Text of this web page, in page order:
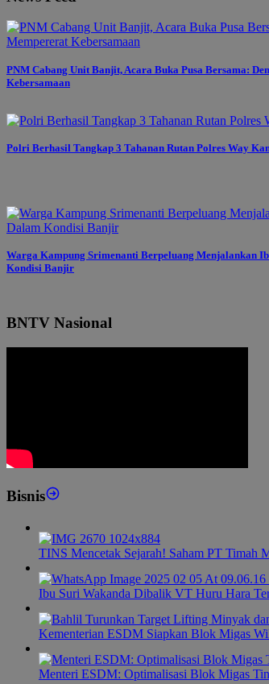
PNM Cabang Unit Banjit, Acara Buka Pusa Bersama:
Kebersamaan
Polri Berhasil Tangkap 3 Tahanan Rutan Polres Way
Warga Kampung Srimenanti Berpeluang Menjalankan
Kondisi Banjir
BNTV Nasional
Bisnis
TINS Mencetak Sejarah! Saham PT Timah
Ibu Suri Wakanda Dibalik VT Huru Hara
Kementerian ESDM Siapkan Blok Migas
Menteri ESDM: Optimalisasi Blok Migas